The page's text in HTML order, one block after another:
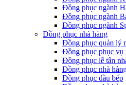
Đồng phục ngành
Đồng phục ngành
Đồng phục ngành
Đồng phục nhà hàng
Đồng phục quản lý
Đồng phục phục vụ
Đồng phục lễ tân
Đồng phục nhà
Đồng phục đầu bếp